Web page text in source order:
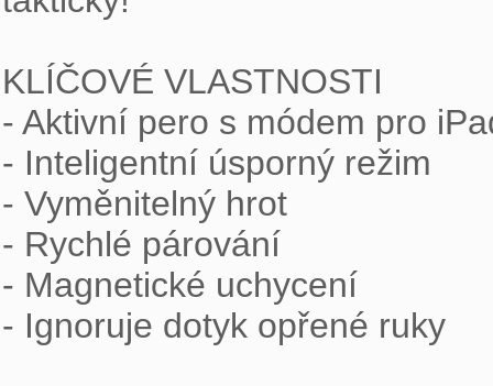
KLÍČOVÉ VLASTNOSTI
- Aktivní pero s módem pro
- Inteligentní úsporný režim
- Vyměnitelný hrot
- Rychlé párování
- Magnetické uchycení
- Ignoruje dotyk opřené ruky